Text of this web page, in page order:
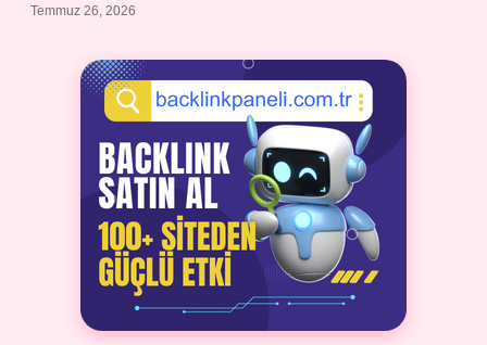
Temmuz 26, 2026